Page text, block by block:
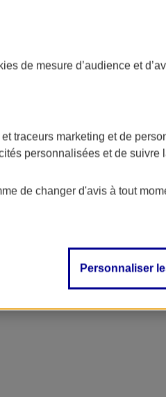
de mesure d’audience et
traceurs marketing et de
personnalisées et de suivre
de changer d'avis à tout
Personnaliser